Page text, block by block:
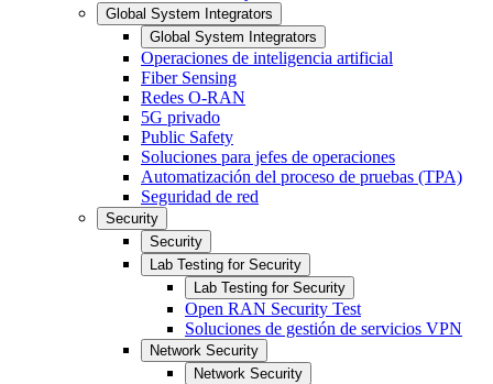
Global System Integrators
Global System Integrators
Operaciones de inteligencia artificial
Fiber Sensing
Redes O-RAN
5G privado
Public Safety
Soluciones para jefes de operaciones
Automatización del proceso de pruebas (TPA)
Seguridad de red
Security
Security
Lab Testing for Security
Lab Testing for Security
Open RAN Security Test
Soluciones de gestión de servicios VPN
Network Security
Network Security